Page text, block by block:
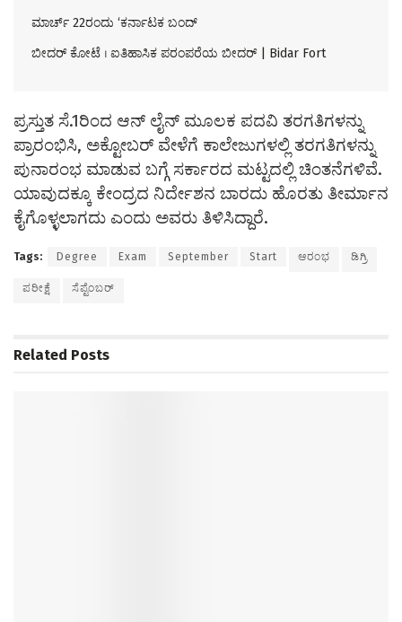
ಮಾರ್ಚ್ 22ರಂದು ‘ಕರ್ನಾಟಕ ಬಂದ್
ಬೀದರ್ ಕೋಟೆ । ಐತಿಹಾಸಿಕ ಪರಂಪರೆಯ ಬೀದರ್ | Bidar Fort
ಪ್ರಸ್ತುತ ಸೆ.1ರಿಂದ ಆನ್ ಲೈನ್ ಮೂಲಕ ಪದವಿ ತರಗತಿಗಳನ್ನು
ಪ್ರಾರಂಭಿಸಿ, ಅಕ್ಟೋಬರ್ ವೇಳೆಗೆ ಕಾಲೇಜುಗಳಲ್ಲಿ ತರಗತಿಗಳನ್ನು
ಪುನಾರಂಭ ಮಾಡುವ ಬಗ್ಗೆ ಸರ್ಕಾರದ ಮಟ್ಟದಲ್ಲಿ ಚಿಂತನೆಗಳಿವೆ.
ಯಾವುದಕ್ಕೂ ಕೇಂದ್ರದ ನಿರ್ದೇಶನ ಬಾರದು ಹೊರತು ತೀರ್ಮಾನ
ಕೈಗೊಳ್ಳಲಾಗದು ಎಂದು ಅವರು ತಿಳಿಸಿದ್ದಾರೆ.
Tags: Degree Exam September Start ಆರಂಭ ಡಿಗ್ರಿ
ಪರೀಕ್ಷೆ ಸೆಪ್ಟೆಂಬರ್
Related Posts